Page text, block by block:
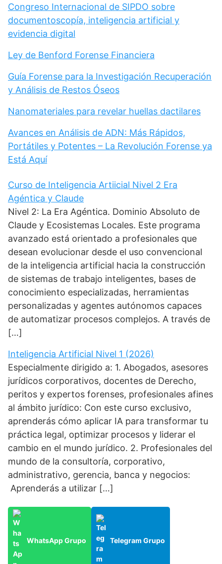
Congreso Internacional de SIPDO sobre
documentoscopía, inteligencia artificial y
evidencia digital
Ley de Benford Forense Financiera
Guía Forense para la Investigación Recuperación
y Análisis de Restos Óseos
Nanomateriales para revelar huellas dactilares
Avances en Análisis de ADN: Más Rápidos,
Portátiles y Potentes – La Revolución Forense ya
Está Aquí
Curso de Inteligencia Artiicial Nivel 2 Era
Agéntica y Claude
Nivel 2: La Era Agéntica. Dominio Absoluto de
Claude y Ecosistemas Locales. Este programa
avanzado está orientado a profesionales que
desean evolucionar desde el uso convencional
de la inteligencia artificial hacia la construcción
de sistemas de trabajo inteligentes, bases de
conocimiento especializadas, herramientas
personalizadas y agentes autónomos capaces
de automatizar procesos complejos. A través de
[…]
Inteligencia Artificial Nivel 1 (2026)
Especialmente dirigido a: 1. Abogados, asesores
jurídicos corporativos, docentes de Derecho,
peritos y expertos forenses, profesionales afines
al ámbito jurídico: Con este curso exclusivo,
aprenderás cómo aplicar IA para transformar tu
práctica legal, optimizar procesos y liderar el
cambio en el mundo jurídico. 2. Profesionales del
mundo de la consultoría, corporativo,
administrativo, gerencia, banca y negocios:
Aprenderás a utilizar […]
WhatsApp Grupo Telegram Grupo